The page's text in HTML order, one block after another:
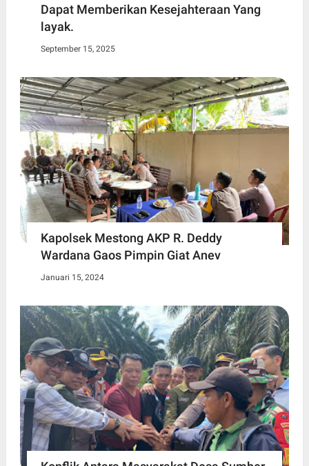
Dapat Memberikan Kesejahteraan Yang
layak.
September 15, 2025
Kapolsek Mestong AKP R. Deddy
Wardana Gaos Pimpin Giat Anev
Januari 15, 2024